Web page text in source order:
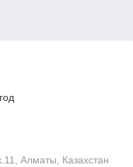
Алматы, Казахстан